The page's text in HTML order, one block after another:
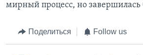
мирный процесс, но завершилась
Поделиться Follow us